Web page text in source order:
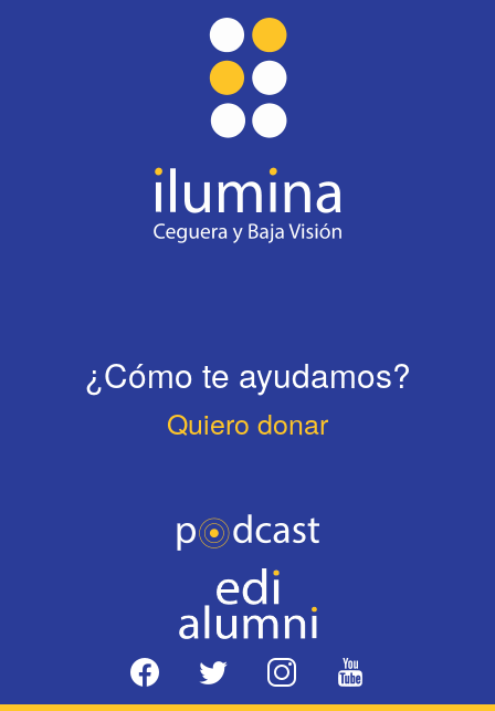
¿Cómo te ayudamos?
Quiero donar